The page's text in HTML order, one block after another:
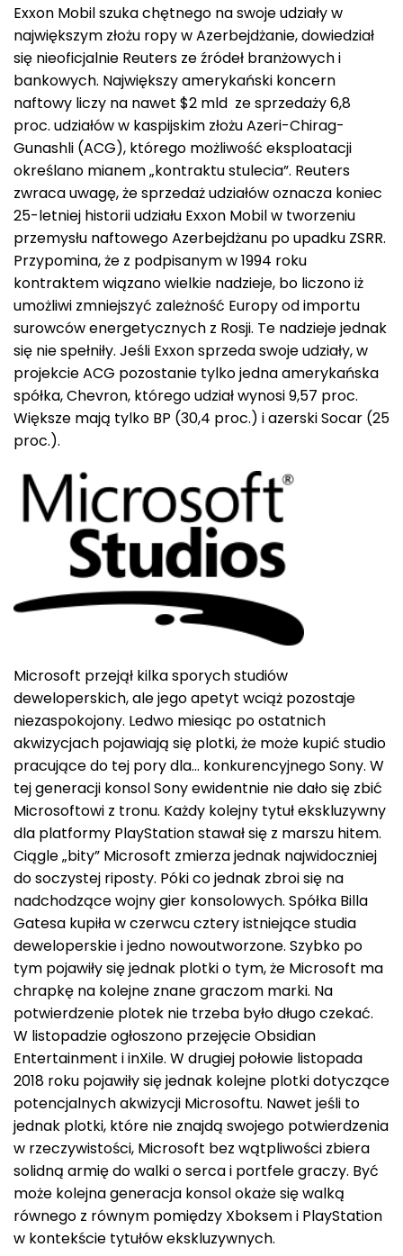
Exxon Mobil szuka chętnego na swoje udziały w
największym złożu ropy w Azerbejdżanie, dowiedział
się nieoficjalnie Reuters ze źródeł branżowych i
bankowych. Największy amerykański koncern
naftowy liczy na nawet $2 mld ze sprzedaży 6,8
proc. udziałów w kaspijskim złożu Azeri-Chirag-
Gunashli (ACG), którego możliwość eksploatacji
określano mianem „kontraktu stulecia”. Reuters
zwraca uwagę, że sprzedaż udziałów oznacza koniec
25-letniej historii udziału Exxon Mobil w tworzeniu
przemysłu naftowego Azerbejdżanu po upadku ZSRR.
Przypomina, że z podpisanym w 1994 roku
kontraktem wiązano wielkie nadzieje, bo liczono iż
umożliwi zmniejszyć zależność Europy od importu
surowców energetycznych z Rosji. Te nadzieje jednak
się nie spełniły. Jeśli Exxon sprzeda swoje udziały, w
projekcie ACG pozostanie tylko jedna amerykańska
spółka, Chevron, którego udział wynosi 9,57 proc.
Większe mają tylko BP (30,4 proc.) i azerski Socar (25
proc.).
Microsoft przejął kilka sporych studiów
deweloperskich, ale jego apetyt wciąż pozostaje
niezaspokojony. Ledwo miesiąc po ostatnich
akwizycjach pojawiają się plotki, że może kupić studio
pracujące do tej pory dla… konkurencyjnego Sony. W
tej generacji konsol Sony ewidentnie nie dało się zbić
Microsoftowi z tronu. Każdy kolejny tytuł ekskluzywny
dla platformy PlayStation stawał się z marszu hitem.
Ciągle „bity” Microsoft zmierza jednak najwidoczniej
do soczystej riposty. Póki co jednak zbroi się na
nadchodzące wojny gier konsolowych. Spółka Billa
Gatesa kupiła w czerwcu cztery istniejące studia
deweloperskie i jedno nowoutworzone. Szybko po
tym pojawiły się jednak plotki o tym, że Microsoft ma
chrapkę na kolejne znane graczom marki. Na
potwierdzenie plotek nie trzeba było długo czekać.
W listopadzie ogłoszono przejęcie Obsidian
Entertainment i inXile. W drugiej połowie listopada
2018 roku pojawiły się jednak kolejne plotki dotyczące
potencjalnych akwizycji Microsoftu. Nawet jeśli to
jednak plotki, które nie znajdą swojego potwierdzenia
w rzeczywistości, Microsoft bez wątpliwości zbiera
solidną armię do walki o serca i portfele graczy. Być
może kolejna generacja konsol okaże się walką
równego z równym pomiędzy Xboksem i PlayStation
w kontekście tytułów ekskluzywnych.